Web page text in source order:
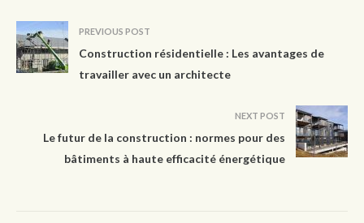
PREVIOUS POST
Construction résidentielle : Les avantages de
travailler avec un architecte
NEXT POST
Le futur de la construction : normes pour des
bâtiments à haute efficacité énergétique